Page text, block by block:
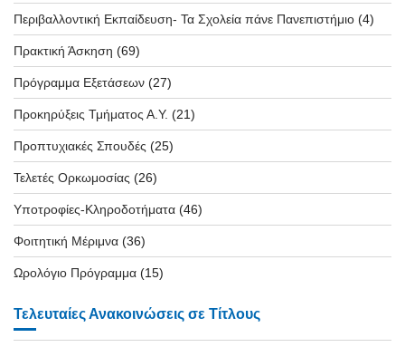
Περιβαλλοντική Εκπαίδευση- Τα Σχολεία πάνε Πανεπιστήμιο (4)
Πρακτική Άσκηση (69)
Πρόγραμμα Εξετάσεων (27)
Προκηρύξεις Τμήματος Α.Υ. (21)
Προπτυχιακές Σπουδές (25)
Τελετές Ορκωμοσίας (26)
Υποτροφίες-Κληροδοτήματα (46)
Φοιτητική Μέριμνα (36)
Ωρολόγιο Πρόγραμμα (15)
Τελευταίες Ανακοινώσεις σε Τίτλους